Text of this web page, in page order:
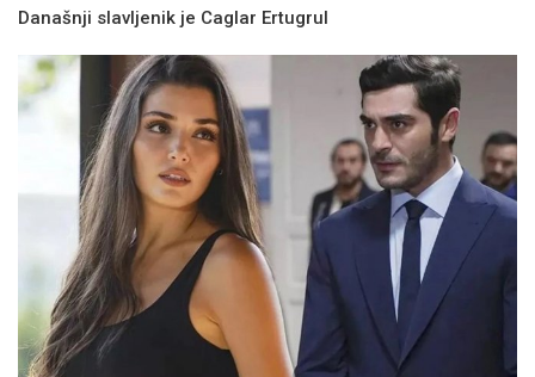
Današnji slavljenik je Caglar Ertugrul